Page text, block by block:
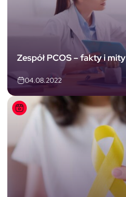
Zespół PCOS – fakty i mity
04.08.2022